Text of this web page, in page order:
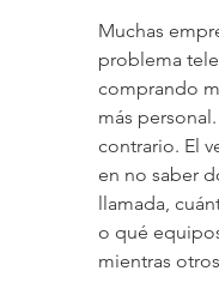
Muchas
problema
comprando
más
contrario. El
en no saber
llamada,
o qué
mientras